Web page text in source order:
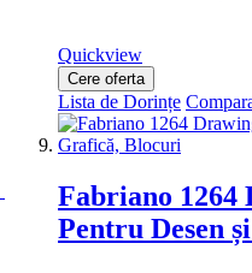
Quickview
Cere oferta
Lista de Dorințe
Fabriano 1264
Pentru Desen